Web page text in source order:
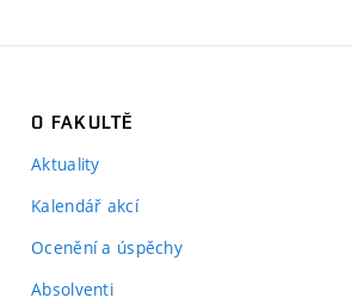
O FAKULTĚ
Aktuality
Kalendář akcí
Ocenění a úspěchy
Absolventi